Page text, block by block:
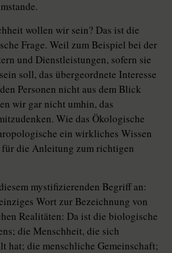
wollen wir sein? Das ist die
Frage. Weil zum Beispiel bei der
und Dienstleistungen, sofern sie
soll, das übergeordnete Interesse
Personen nicht aus dem Blick
wir gar nicht umhin, das
Wie das Ökologische
ein wirkliches Wissen
für die Anleitung zum richtigen
mystifizierenden Begriff an:
Wort zur Bezeichnung von
Realitäten: Da ist die biologische
die Menschheit, die sich
hat; die menschliche Gemeinschaft;